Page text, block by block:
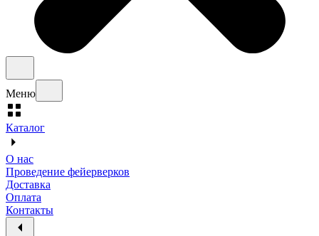
Меню
Каталог
О нас
Проведение фейерверков
Доставка
Оплата
Контакты